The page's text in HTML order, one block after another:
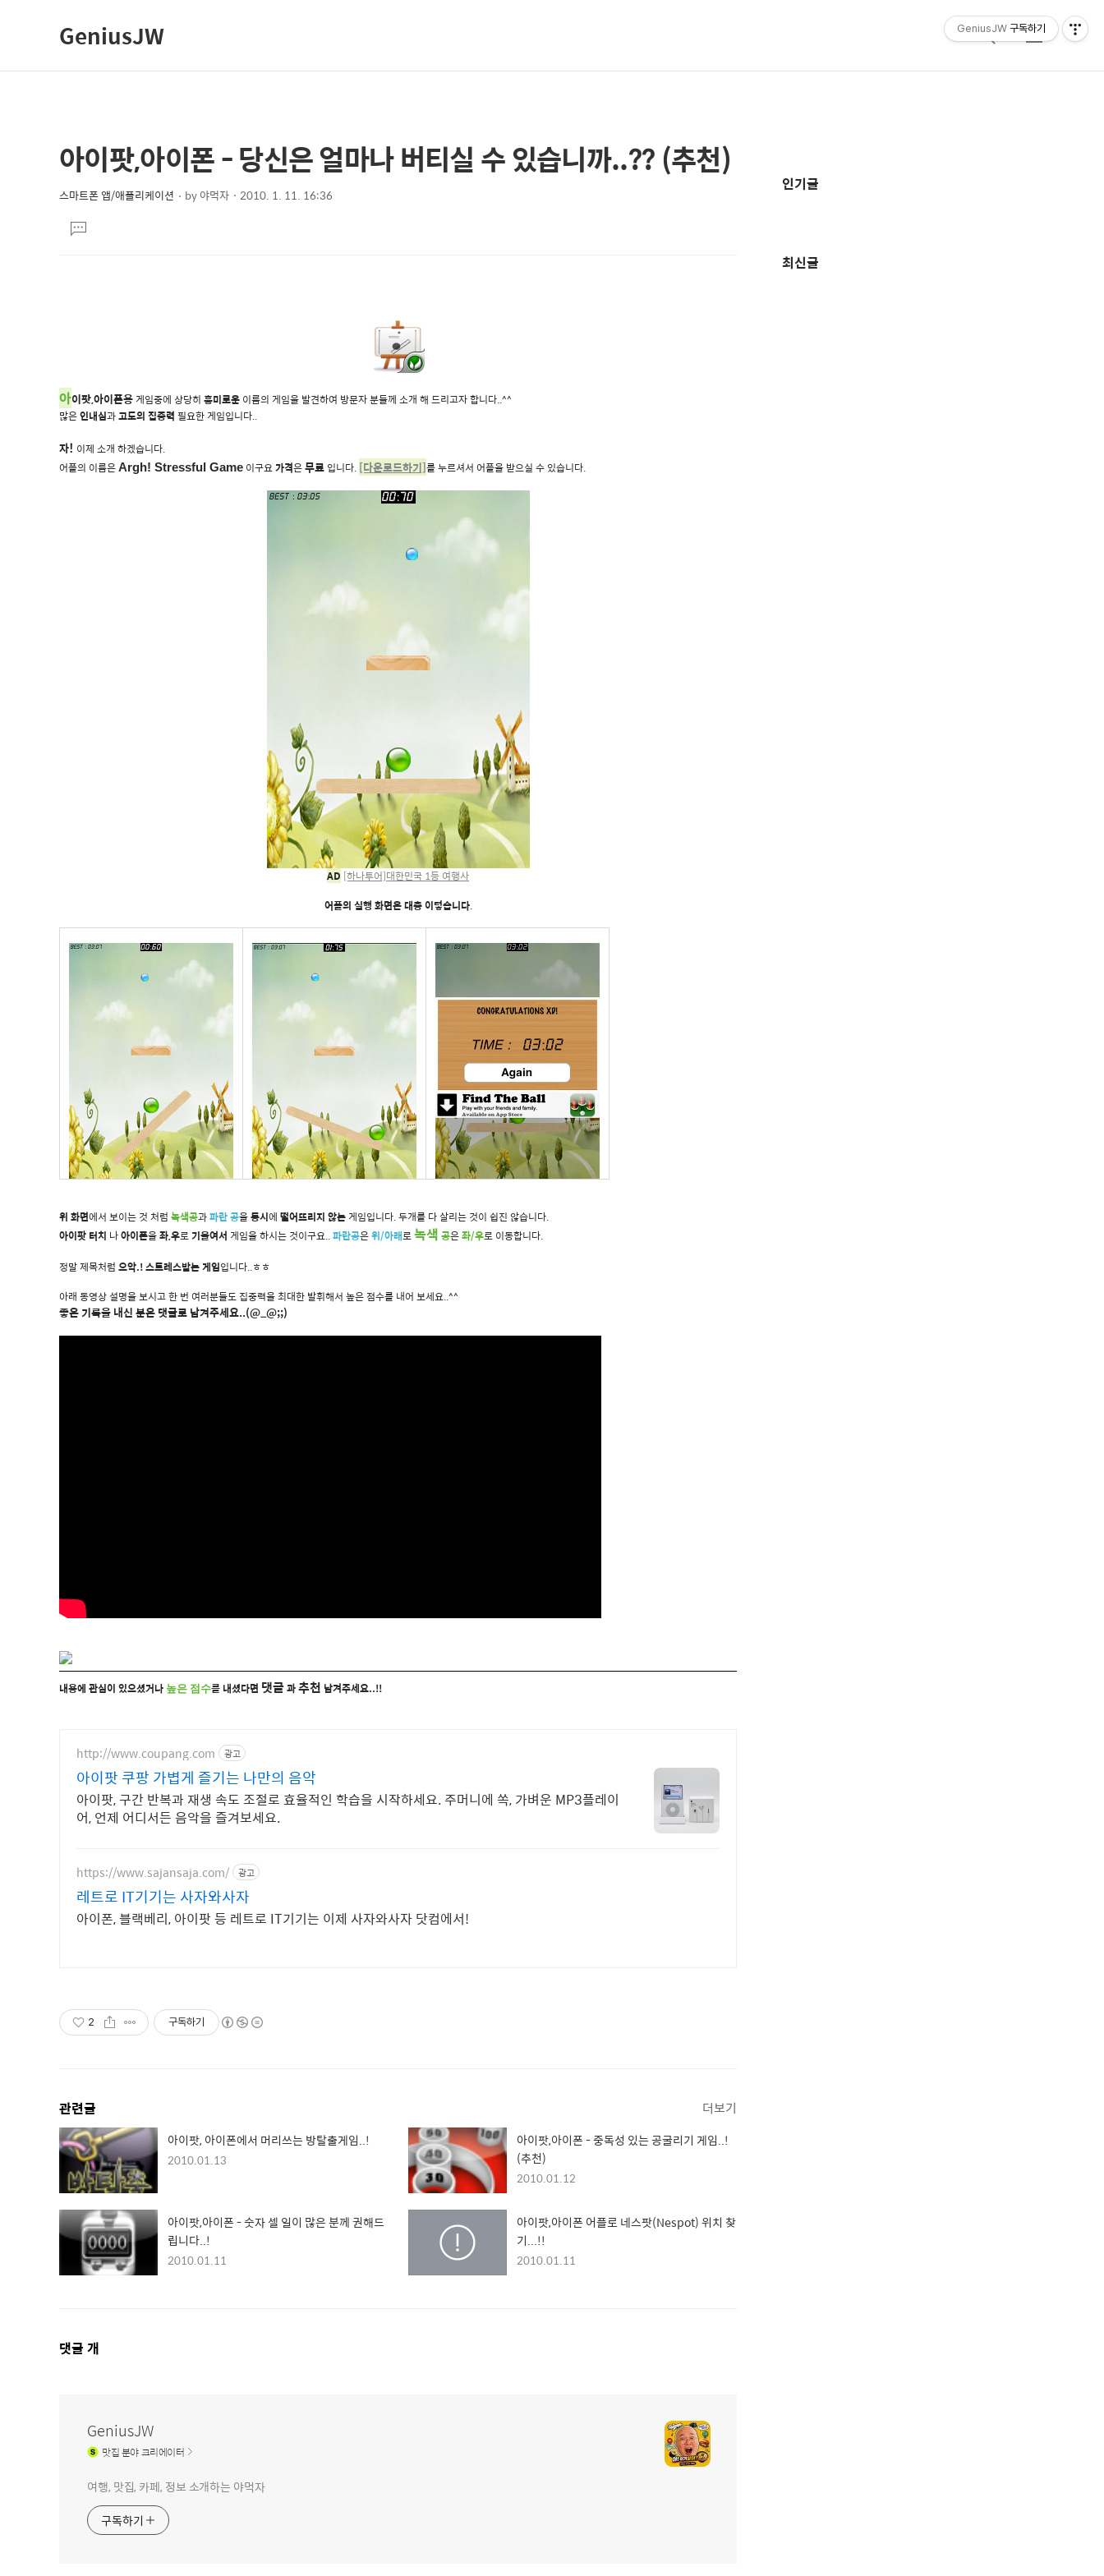
GeniusJW
검
메
상
컨
텐
본
문
제
아이팟,아이폰 - 당신은 얼마나 버티실 수 있습니까..?? (추천)
스마트폰 앱/애플리케이션 by야먹자 2010. 1. 11. 16:36
문댓
글
아이팟,아이폰용게임중에 상당히 흥미로운 이름의 게임을 발견하여 방문자 분들께 소개 해 드리고자 합니다..^^
많은인내심과고도의 집중력 필요한 게임입니다..
자! 이제 소개 하겠습니다.
어플의 이름은Argh! Stressful Game 이구요가격은무료 입니다. [다운로드하기]를 누르셔서 어플을 받으실 수 있습니다.
AD [하나투어]대한민국 1등 여행사
어플의 실행 화면은 대충 이렇습니다.
위 화면에서 보이는 것 처럼 녹색공과파란 공을동시에 떨어뜨리지 않는게임입니다. 두개를 다 살리는 것이 쉽진 않습니다.
아이팟 터치 나아이폰을좌,우로기울여서 게임을 하시는 것이구요..파란공은위/아래로녹색 공은좌/우로 이동합니다.
정말 제목처럼 으악.! 스트레스받는 게임입니다..ㅎㅎ
아래 동영상 설명을 보시고 한 번 여러분들도 집중력을 최대한 발휘해서 높은 점수를 내어 보세요..^^
좋은 기록을 내신 분은 댓글로 남겨주세요..(@_@;;)
내용에 관심이 있으셨거나 높은 점수를 내셨다면 댓글과추천 남겨주세요..!!
http://www.coupang.com 광고
아이팟 쿠팡 가볍게 즐기는 나만의 음악
아이팟, 구간 반복과 재생 속도 조절로 효율적인 학습을 시작하세요. 주머니에 쏙, 가벼운 MP3플레이
어, 언제 어디서든 음악을 즐겨보세요.
https://www.sajansaja.com/ 광고
레트로 IT기기는 사자와사자
아이폰, 블랙베리, 아이팟 등 레트로 IT기기는 이제 사자와사자 닷컴에서!
2 구독하기
관련글 더보기
아이팟, 아이폰에서 머리쓰는 방탈출게임..!
2010.01.13
아이팟,아이폰 - 중독성 있는 공굴리기 게임..!
(추천)
2010.01.12
아이팟,아이폰 - 숫자 셀 일이 많은 분께 권해드
립니다..!
2010.01.11
아이팟,아이폰 어플로 네스팟(Nespot) 위치 찾
기...!!
2010.01.11
댓
댓글 개
GeniusJW
맛집분야 크리에이터
여행, 맛집, 카페, 정보 소개하는 야먹자
구독하기
가
인기글
최신글
GeniusJW 구독하기